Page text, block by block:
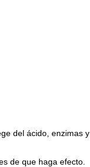
del ácido, enzimas y
de que haga efecto.